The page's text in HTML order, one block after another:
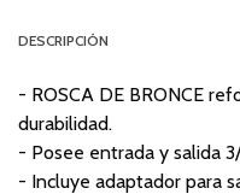
DESCRIPCIÓN
- ROSCA DE BRONCE
durabilidad.
- Posee entrada y salida
- Incluye adaptador para